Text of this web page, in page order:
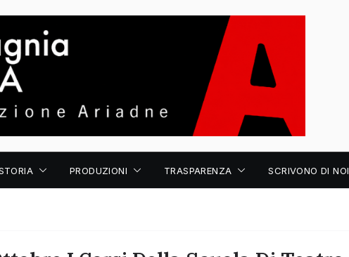
PRODUZIONI TRASPARENZA SCRIVONO DI NOI